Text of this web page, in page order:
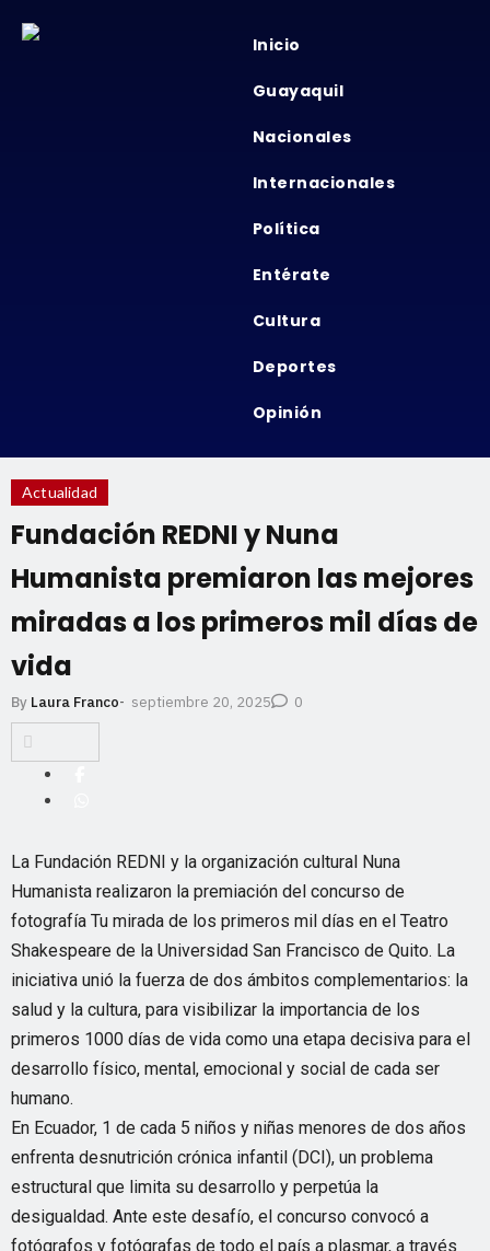
Inicio
Guayaquil
Nacionales
Internacionales
Política
Entérate
Cultura
Deportes
Opinión
Actualidad
Fundación REDNI y Nuna
Humanista premiaron las mejores
miradas a los primeros mil días de
vida
By Laura Franco- septiembre 20, 2025 0
La Fundación REDNI y la organización cultural Nuna
Humanista realizaron la premiación del concurso de
fotografía Tu mirada de los primeros mil días en el Teatro
Shakespeare de la Universidad San Francisco de Quito. La
iniciativa unió la fuerza de dos ámbitos complementarios: la
salud y la cultura, para visibilizar la importancia de los
primeros 1000 días de vida como una etapa decisiva para el
desarrollo físico, mental, emocional y social de cada ser
humano.
En Ecuador, 1 de cada 5 niños y niñas menores de dos años
enfrenta desnutrición crónica infantil (DCI), un problema
estructural que limita su desarrollo y perpetúa la
desigualdad. Ante este desafío, el concurso convocó a
fotógrafos y fotógrafas de todo el país a plasmar, a través